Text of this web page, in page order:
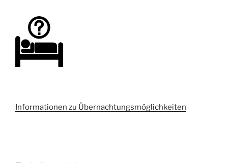
Informationen zu Übernachtungsmöglichkeiten